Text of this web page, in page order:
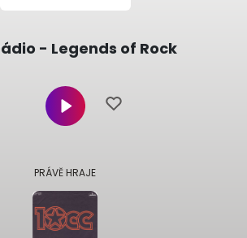
- Legends of Rock
PRÁVĚ HRAJE